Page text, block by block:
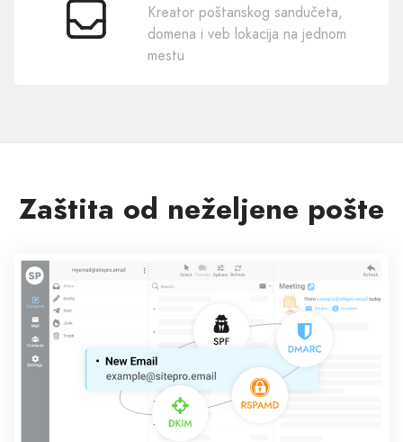
Ucelo
Kreator poštanskog sandučeta,
domena i veb lokacija na jednom
mestu
Zaštita od neželjene pošte